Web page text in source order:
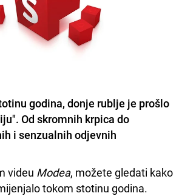
godina, donje rublje je prošlo
Od skromnih krpica do
i senzualnih odjevnih
videu Modea, možete gledati kako
tokom stotinu godina.